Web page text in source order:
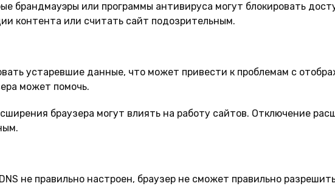
брандмауэры или программы антивируса могут блокировать
контента или считать сайт подозрительным.
устаревшие данные, что может привести к проблемам с
может помочь.
браузера могут влиять на работу сайтов. Отключение
не правильно настроен, браузер не сможет правильно